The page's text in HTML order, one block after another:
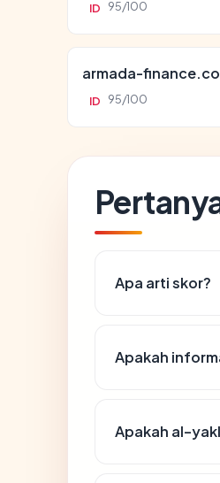
ID 95/100
armada-
ID 95/100
Apa arti skor?
Apakah
Apakah al-